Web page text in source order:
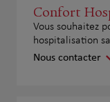
Confort
Vous souhaitez
hospitalisation
Nous contacter